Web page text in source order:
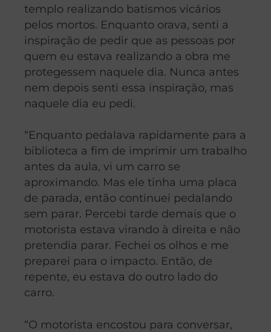
templo realizando batismos vicários
pelos mortos. Enquanto orava, senti a
inspiração de pedir que as pessoas por
quem eu estava realizando a obra me
protegessem naquele dia. Nunca antes
nem depois senti essa inspiração, mas
naquele dia eu pedi.
“Enquanto pedalava rapidamente para a
biblioteca a fim de imprimir um trabalho
antes da aula, vi um carro se
aproximando. Mas ele tinha uma placa
de parada, então continuei pedalando
sem parar. Percebi tarde demais que o
motorista estava virando à direita e não
pretendia parar. Fechei os olhos e me
preparei para o impacto. Então, de
repente, eu estava do outro lado do
carro.
“O motorista encostou para conversar,